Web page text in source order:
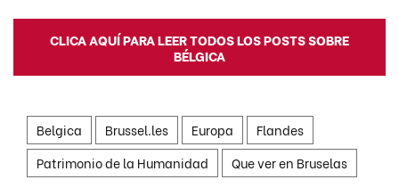
CLICA AQUÍ PARA LEER TODOS LOS POSTS SOBRE
BÉLGICA
Belgica Brussel.les Europa
Flandes
Patrimonio de la Humanidad
Que ver en Bruselas